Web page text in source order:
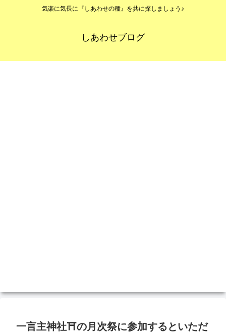
気楽に気長に『しあわせの種』を共に探しましょう♪
しあわせブログ
一言主神社⛩の月次祭に参加するといただ